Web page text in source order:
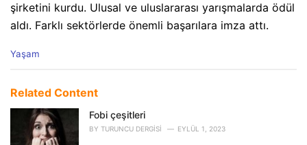
şirketini kurdu. Ulusal ve uluslararası yarışmalarda ödül
aldı. Farklı sektörlerde önemli başarılara imza attı.
C
e
Yaşam
Related Content
Fobi çeşitleri
BY TURUNCU DERGISI EYLÜL 1, 2023